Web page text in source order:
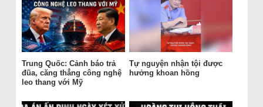
Trung Quốc: Cảnh báo trả
đũa, căng thẳng công nghệ
leo thang với Mỹ
Tự nguyện nhận tội được
hưởng khoan hồng